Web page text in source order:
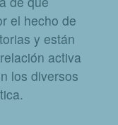
el hecho de
y están
activa
los diversos